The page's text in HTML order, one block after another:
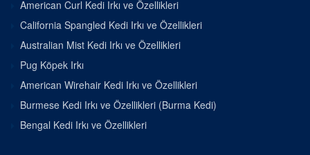
American Curl Kedi Irkı ve Özellikleri
California Spangled Kedi Irkı ve Özellikleri
Australian Mist Kedi Irkı ve Özellikleri
Pug Köpek Irkı
American Wirehair Kedi Irkı ve Özellikleri
Burmese Kedi Irkı ve Özellikleri (Burma Kedi)
Bengal Kedi Irkı ve Özellikleri